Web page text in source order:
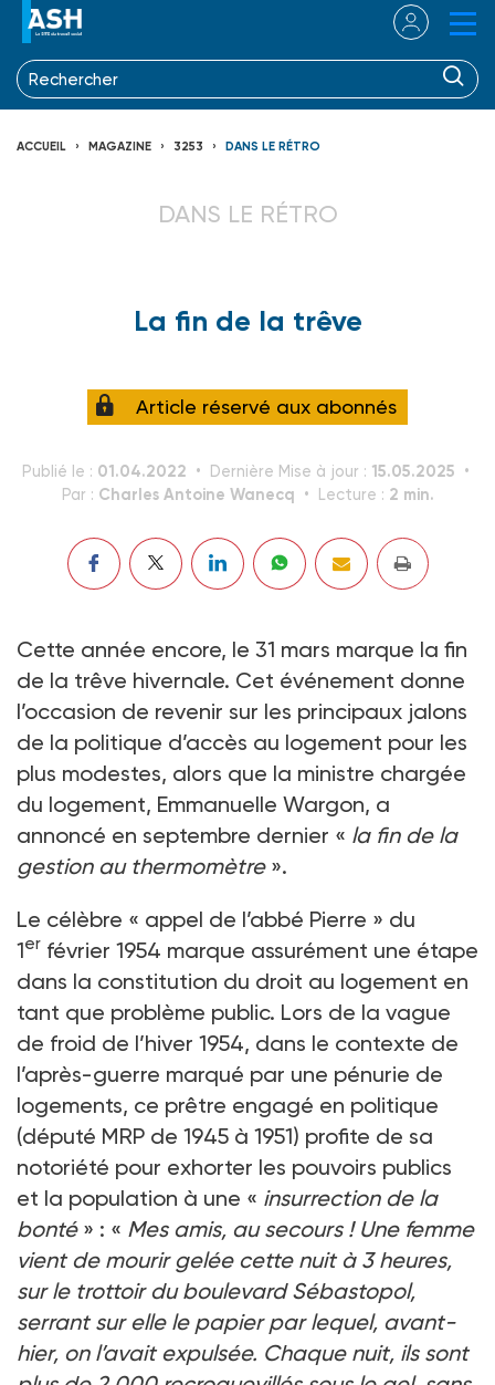
ACCUEIL MAGAZINE 3253 DANS LE RÉTRO
DANS LE RÉTRO
La fin de la trêve
Article réservé aux abonnés
Publié le : 01.04.2022 Dernière Mise à jour : 15.05.2025
Par : Charles Antoine Wanecq Lecture : 2 min.
Cette année encore, le 31 mars marque la fin
de la trêve hivernale. Cet événement donne
l’occasion de revenir sur les principaux jalons
de la politique d’accès au logement pour les
plus modestes, alors que la ministre chargée
du logement, Emmanuelle Wargon, a
annoncé en septembre dernier « la fin de la
gestion au thermomètre».
Le célèbre « appel de l’abbé Pierre » du
1er février 1954 marque assurément une étape
dans la constitution du droit au logement en
tant que problème public. Lors de la vague
de froid de l’hiver 1954, dans le contexte de
l’après-guerre marqué par une pénurie de
logements, ce prêtre engagé en politique
(député MRP de 1945 à 1951) profite de sa
notoriété pour exhorter les pouvoirs publics
et la population à une « insurrection de la
bonté» : « Mes amis, au secours ! Une femme
vient de mourir gelée cette nuit à 3 heures,
sur le trottoir du boulevard Sébastopol,
serrant sur elle le papier par lequel, avant-
hier, on l’avait expulsée. Chaque nuit, ils sont